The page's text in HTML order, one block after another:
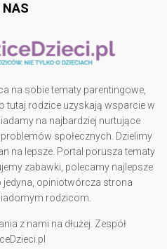
NAS
na sobie tematy parentingowe,
tutaj rodzice uzyskają wsparcie w
na najbardziej nurtujące
społecznych. Dzielimy
na lepsze. Portal porusza tematy
zabawki, polecamy najlepsze
jedyna, opiniotwórcza strona
rodzicom.
z nami na dłużej. Zespół